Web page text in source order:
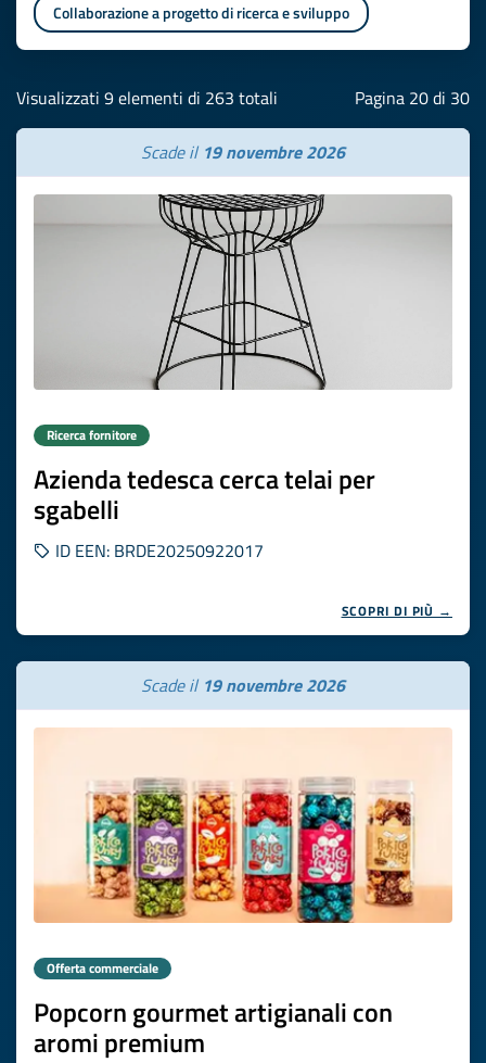
Collaborazione a progetto di ricerca e sviluppo
Visualizzati 9 elementi di 263 totali Pagina 20 di 30
Scade il 19 novembre 2026
Ricerca fornitore
Azienda tedesca cerca telai per
sgabelli
ID EEN: BRDE20250922017
SCOPRI DI PIÙ →
Scade il 19 novembre 2026
Offerta commerciale
Popcorn gourmet artigianali con
aromi premium